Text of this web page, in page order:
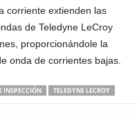
corriente extienden las
de Teledyne LeCroy
proporcionándole la
onda de corrientes bajas.
INSPECCIÓN TELEDYNE LECROY